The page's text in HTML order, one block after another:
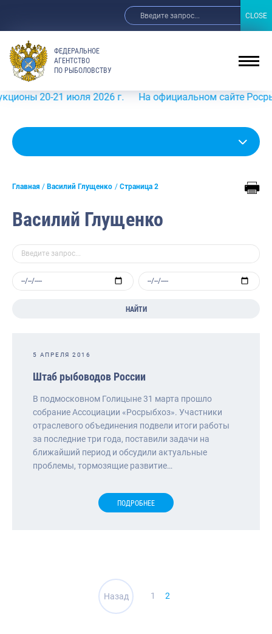
ФЕДЕРАЛЬНОЕ
АГЕНТСТВО
ПО РЫБОЛОВСТВУ
20-21 июля 2026 г. На официальном сайте
Главная Василий Глущенко Страница 2
Василий Глущенко
НАЙТИ
5 АПРЕЛЯ 2016
Штаб рыбоводов России
В подмосковном Голицыне 31 марта прошло
собрание Ассоциации «Росрыбхоз». Участники
отраслевого объединения подвели итоги работы
за последние три года, поставили задачи на
ближайший период и обсудили актуальные
проблемы, тормозящие развитие…
ПОДРОБНЕЕ
Назад 1 2
CLOSE
CLOSE